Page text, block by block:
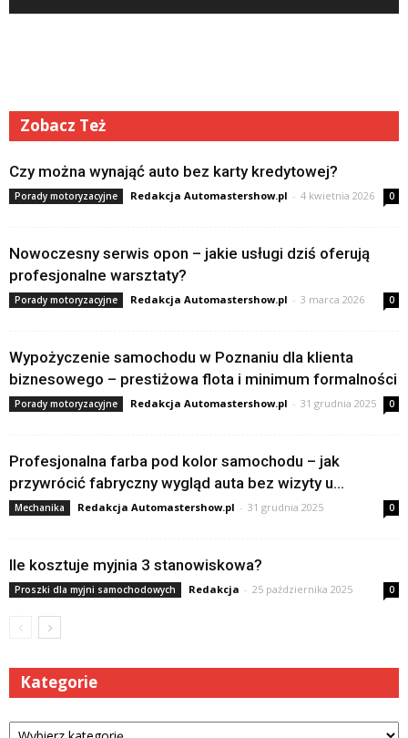
Zobacz Też
Czy można wynająć auto bez karty kredytowej?
Porady motoryzacyjne Redakcja Automastershow.pl - 4 kwietnia 2026 0
Nowoczesny serwis opon – jakie usługi dziś oferują
profesjonalne warsztaty?
Porady motoryzacyjne Redakcja Automastershow.pl - 3 marca 2026 0
Wypożyczenie samochodu w Poznaniu dla klienta
biznesowego – prestiżowa flota i minimum formalności
Porady motoryzacyjne Redakcja Automastershow.pl - 31 grudnia 2025 0
Profesjonalna farba pod kolor samochodu – jak
przywrócić fabryczny wygląd auta bez wizyty u...
Mechanika Redakcja Automastershow.pl - 31 grudnia 2025 0
Ile kosztuje myjnia 3 stanowiskowa?
Proszki dla myjni samochodowych Redakcja - 25 października 2025 0
Kategorie
Kategorie